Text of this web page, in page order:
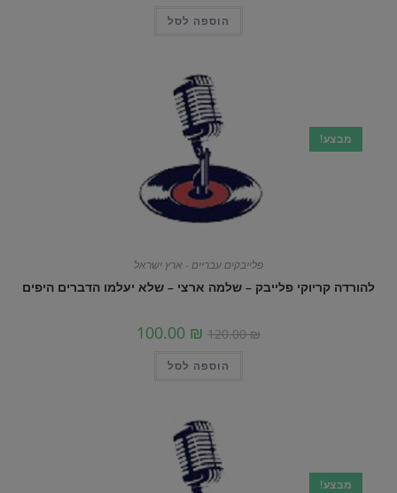
הוספה לסל
מבצע!
פלייבקים עבריים - ארץ ישראל
להורדה קריוקי פלייבק – שלמה ארצי – שלא יעלמו הדברים היפים
120.00₪
100.00 ₪
הוספה לסל
מבצע!